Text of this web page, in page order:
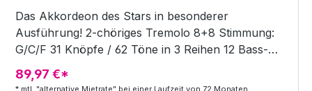
Das Akkordeon des Stars in besonderer
Ausführung! 2-chöriges Tremolo 8+8 Stimmung:
G/C/F 31 Knöpfe / 62 Töne in 3 Reihen 12 Bass-
Knöpfe Inkl. Tragriemen Mit GigBag Gewicht: 4,0
kg Farbe: orange
89,97 €*
* mtl. "alternative Mietrate" bei einer Laufzeit von 72 Monaten